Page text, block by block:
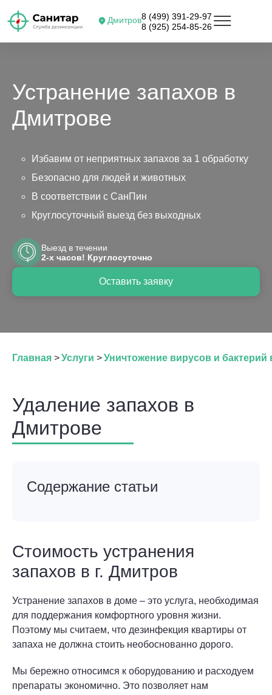
Дмитров8 (499) 391-29-97
8 (925) 254-85-26
Устранение запахов в
Дмитрове
Избавим от неприятных запахов за 1 обработку
Безопасно для людей и животных
В соответствии с СанПин
Круглосуточный выезд без выходных
Оставить заявку
Выезд в течении
2-х часов! Круглосуточно
Главная >Услуги >Уничтожение вирусов и бактерий
Удаление запахов в
Дмитрове
Содержание статьи
Стоимость устранения
запахов в г. Дмитров
Устранение запахов в доме – это услуга, необходимая
для поддержания комфортного уровня жизни.
Поэтому мы считаем, что дезинфекция квартиры от
запаха не должна стоить необоснованно дорого.
Мы бережно относимся к оборудованию и расходуем
препараты экономично. Это позволяет нам